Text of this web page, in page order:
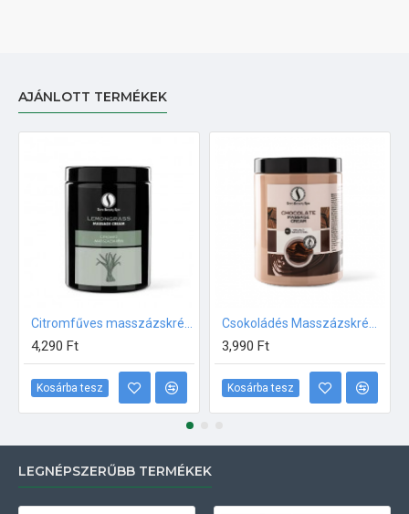
AJÁNLOTT TERMÉKEK
4,290 Ft
Kosárba tesz
3,990 Ft
Kosárba tesz
LEGNÉPSZERŰBB TERMÉKEK